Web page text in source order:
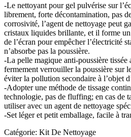
-Le nettoyant pour gel pulvérise sur
librement, forte décontamination, pas
corrosivité, l’agent de nettoyage peut
cristaux liquides brillante, et il forme
de l’écran pour empêcher l’électricité
n’absorbe pas la poussière.
-La pelle magique anti-poussière
fermement verrouiller la poussière sur
éviter la pollution secondaire à l’objet
-Adopter une méthode de tissage
technologie, pas de fluffing; en cas de
utiliser avec un agent de nettoyage
-Set léger et petit emballage, facile à
Catégorie: Kit De Nettoyage